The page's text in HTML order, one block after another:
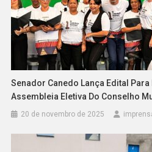
Senador Canedo Lança Edital
Assembleia Eletiva Do Conselho
20 de novembro de 2025